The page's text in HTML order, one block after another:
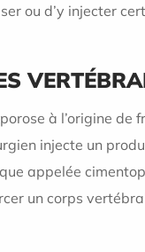
ou d’y injecter
à l’origine
injecte un
appelée
un corps